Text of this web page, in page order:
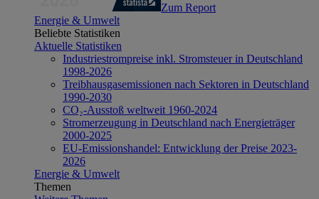
Zum Report
Energie & Umwelt
Beliebte Statistiken
Aktuelle Statistiken
Industriestrompreise inkl. Stromsteuer in Deutschland
1998-2026
Treibhausgasemissionen nach Sektoren in Deutschland
1990-2030
CO₂-Ausstoß weltweit 1960-2024
Stromerzeugung in Deutschland nach Energieträger
2000-2025
EU-Emissionshandel: Entwicklung der Preise 2023-
2026
Energie & Umwelt
Themen